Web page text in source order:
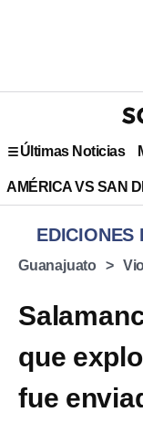
Últimas Noticias
AMÉRICA VS SAN
EDICIONES
Guanajuato
que
fue